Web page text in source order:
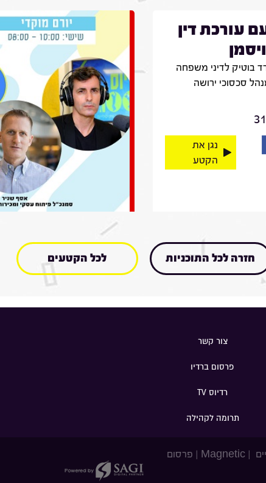
עורכת דין
בוטיק לדיני משפחה
סכסוכי ירושה
נגן את
הקטע
חזרה לכל התוכניות לכל הקטעים
צור קשר
פרסום ברדיו
רדיוס TV
תרומה לקהילה
|
Magnetic
| פרסום